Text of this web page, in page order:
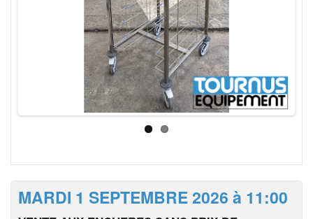
MARDI 1 SEPTEMBRE 2026 à 11:00